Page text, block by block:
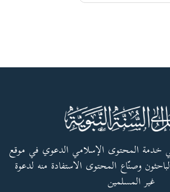
خدمة المحتوى الإسلامي الدعوي في موقع
وصنّاع المحتوى الاستفادة منه لدعوة
غير المسلمين